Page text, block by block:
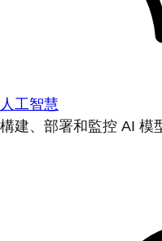
人工智慧
構建、部署和監控 AI 模